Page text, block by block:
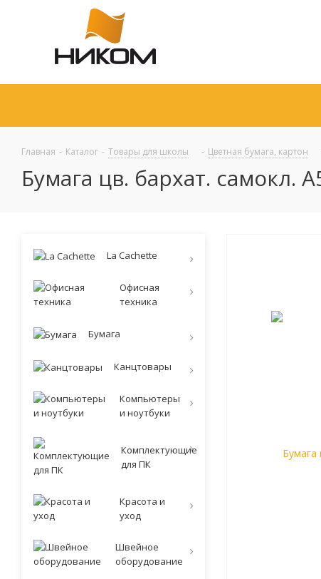
Главная - Каталог - Товары для школы - Цветная бумага, картон
Бумага цв. бархат. самокл.
La Cachette
Офисная
техника
Бумага
Канцтовары
Компьютеры
и ноутбуки
Комплектующие
для ПК
Красота и
уход
Швейное
оборудование